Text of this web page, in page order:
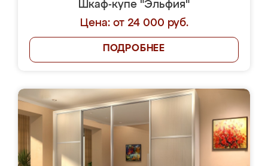
Шкаф-купе "Эльфия"
Цена: от 24 000 руб.
ПОДРОБНЕЕ